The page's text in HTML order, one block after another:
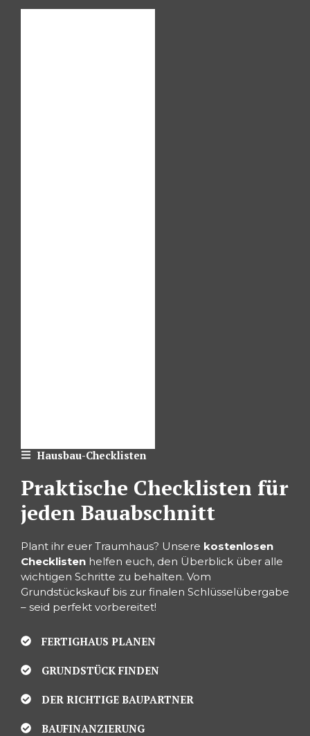
Hausbau-Checklisten
Praktische Checklisten für
jeden Bauabschnitt
Plant ihr euer Traumhaus? Unsere kostenlosen
Checklisten helfen euch, den Überblick über alle
wichtigen Schritte zu behalten. Vom
Grundstückskauf bis zur finalen Schlüsselübergabe
– seid perfekt vorbereitet!
FERTIGHAUS PLANEN
GRUNDSTÜCK FINDEN
DER RICHTIGE BAUPARTNER
BAUFINANZIERUNG